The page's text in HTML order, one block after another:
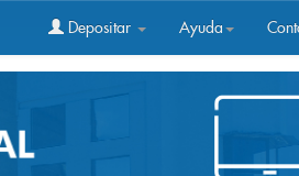
Depositar Ayuda